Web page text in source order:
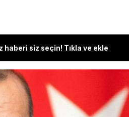
haberi siz seçin! Tıkla ve ekle